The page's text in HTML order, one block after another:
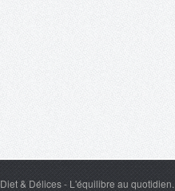
Diet & Délices- L'équilibre au quotidien.